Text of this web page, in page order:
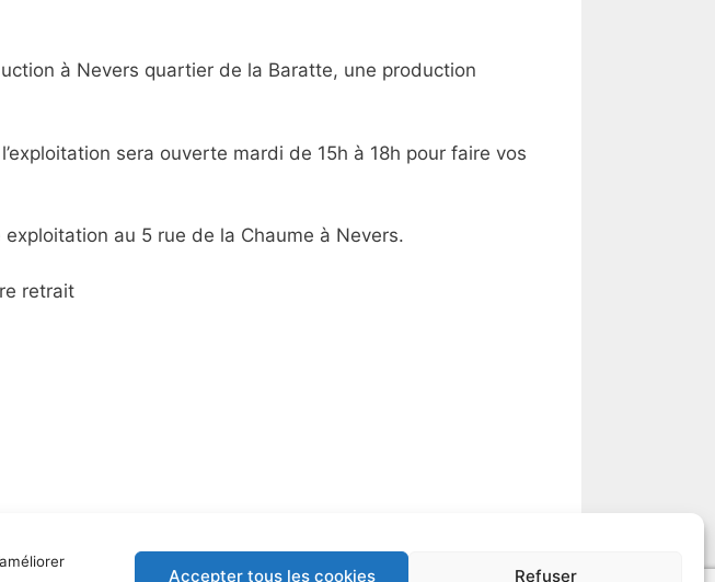
Accepter tous les cookies Refuser
à Nevers quartier de la Baratte, une production
sera ouverte mardi de 15h à 18h pour faire vos
au 5 rue de la Chaume à Nevers.
retrait